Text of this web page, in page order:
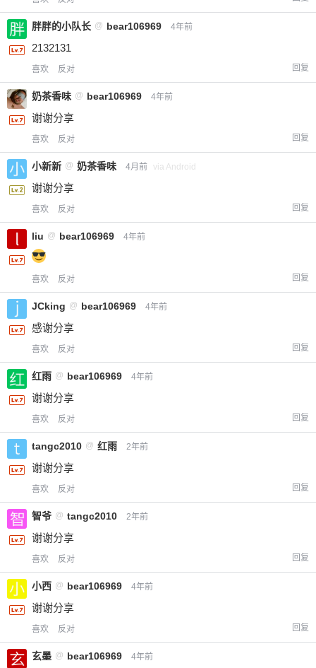
胖胖的小队长 @ bear106969 4年前
2132131
喜欢 反对 回复
奶茶香味 @ bear106969 4年前
谢谢分享
喜欢 反对 回复
小新新 @ 奶茶香味 4月前 via Android
谢谢分享
喜欢 反对 回复
liu @ bear106969 4年前
喜欢 反对 回复
JCking @ bear106969 4年前
感谢分享
喜欢 反对 回复
红雨 @ bear106969 4年前
谢谢分享
喜欢 反对 回复
tangc2010 @ 红雨 2年前
谢谢分享
喜欢 反对 回复
智爷 @ tangc2010 2年前
谢谢分享
喜欢 反对 回复
小西 @ bear106969 4年前
谢谢分享
喜欢 反对 回复
玄墨 @ bear106969 4年前